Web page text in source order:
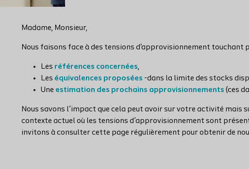
Madame, Monsieur,
Nous faisons face à des tensions d'approvisionnement touchant
Les références concernées,
Les équivalences proposées -dans la limite des stocks
Une estimation des prochains approvisionnements (ces
Nous savons l’impact que cela peut avoir sur votre activité
contexte actuel où les tensions d’approvisionnement sont
invitons à consulter cette page régulièrement pour obtenir de